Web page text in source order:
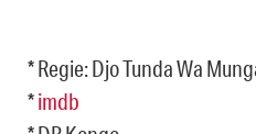
* Regie: Djo Tunda Wa
*imdb